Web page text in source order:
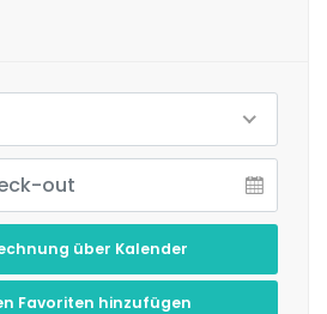
über Kalender
Favoriten hinzufügen